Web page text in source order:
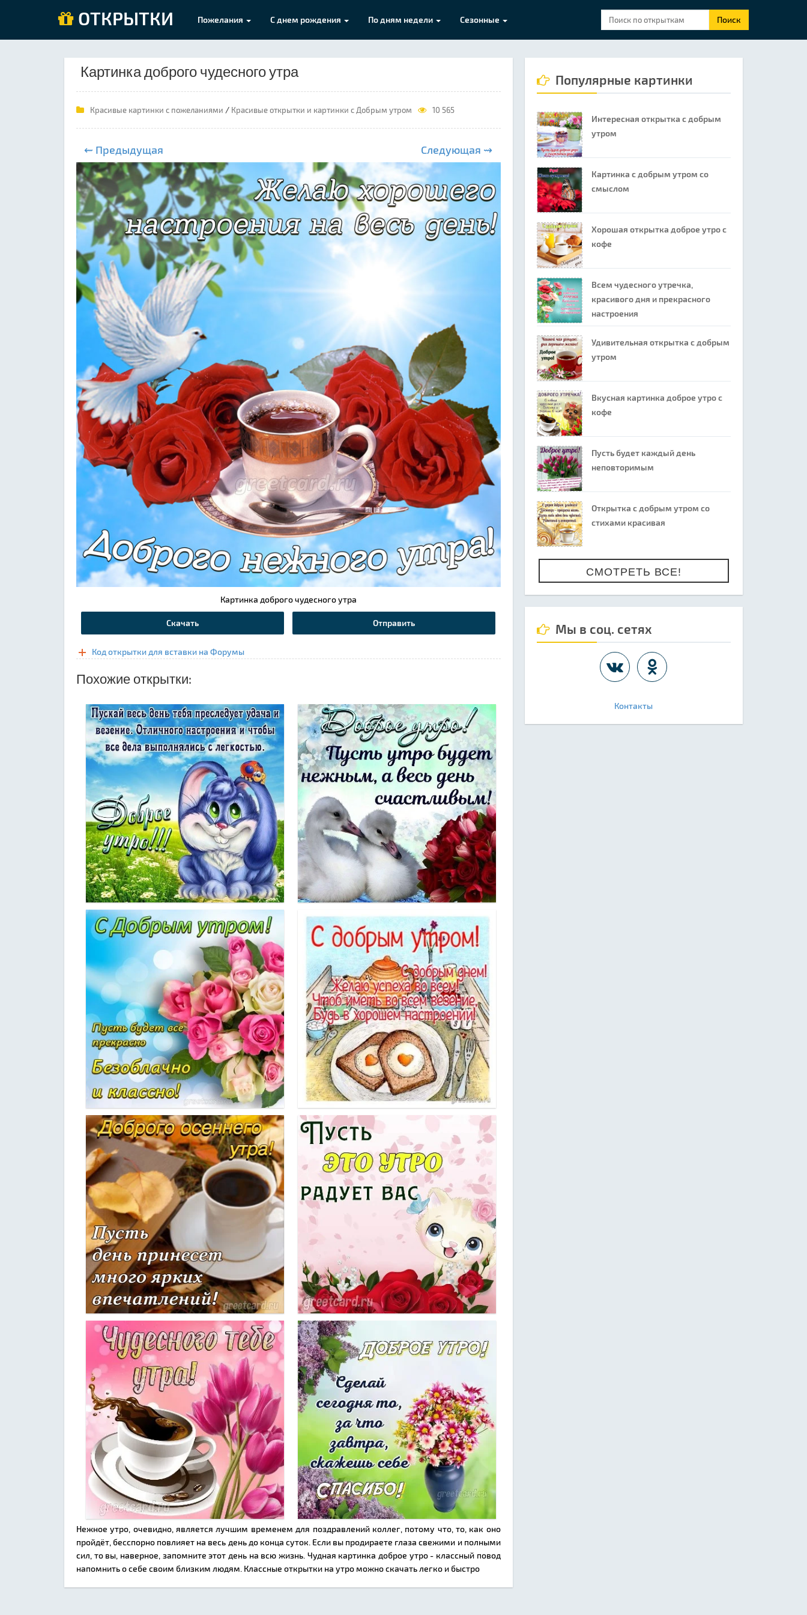
ОТКРЫТКИ Пожелания С днем рождения По дням недели Сезонные Поиск
Картинка доброго чудесного утра
Красивые картинки с пожеланиями / Красивые открытки и картинки с Добрым утром 10 565
⇜ Предыдущая Следующая ⇝
Картинка доброго чудесного утра
Скачать Отправить
Код открытки для вставки на Форумы
Похожие открытки:
Нежное утро, очевидно, является лучшим временем для поздравлений коллег, потому что, то, как оно
пройдёт, бесспорно повлияет на весь день до конца суток. Если вы продираете глаза свежими и полными
сил, то вы, наверное, запомните этот день на всю жизнь. Чудная картинка доброе утро - классный повод
напомнить о себе своим близким людям. Классные открытки на утро можно скачать легко и быстро
Популярные картинки
Интересная открытка с добрым
утром
Картинка с добрым утром со
смыслом
Хорошая открытка доброе утро с
кофе
Всем чудесного утречка,
красивого дня и прекрасного
настроения
Удивительная открытка с добрым
утром
Вкусная картинка доброе утро с
кофе
Пусть будет каждый день
неповторимым
Открытка с добрым утром со
стихами красивая
СМОТРЕТЬ ВСЕ!
Мы в соц. сетях
Контакты